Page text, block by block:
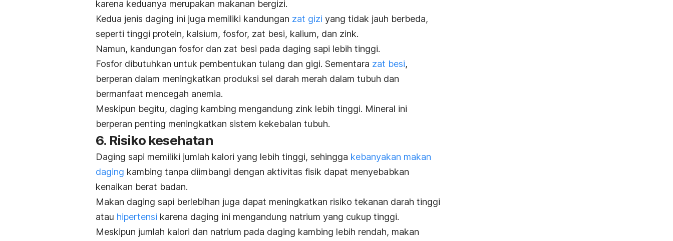
karena keduanya merupakan makanan bergizi.
Kedua jenis daging ini juga memiliki kandungan zat gizi yang tidak jauh berbeda,
seperti tinggi protein, kalsium, fosfor, zat besi, kalium, dan zink.
Namun, kandungan fosfor dan zat besi pada daging sapi lebih tinggi.
Fosfor dibutuhkan untuk pembentukan tulang dan gigi. Sementara zat besi,
berperan dalam meningkatkan produksi sel darah merah dalam tubuh dan
bermanfaat mencegah anemia.
Meskipun begitu, daging kambing mengandung zink lebih tinggi. Mineral ini
berperan penting meningkatkan sistem kekebalan tubuh.
6. Risiko kesehatan
Daging sapi memiliki jumlah kalori yang lebih tinggi, sehingga kebanyakan makan
daging kambing tanpa diimbangi dengan aktivitas fisik dapat menyebabkan
kenaikan berat badan.
Makan daging sapi berlebihan juga dapat meningkatkan risiko tekanan darah tinggi
atau hipertensi karena daging ini mengandung natrium yang cukup tinggi.
Meskipun jumlah kalori dan natrium pada daging kambing lebih rendah, makan